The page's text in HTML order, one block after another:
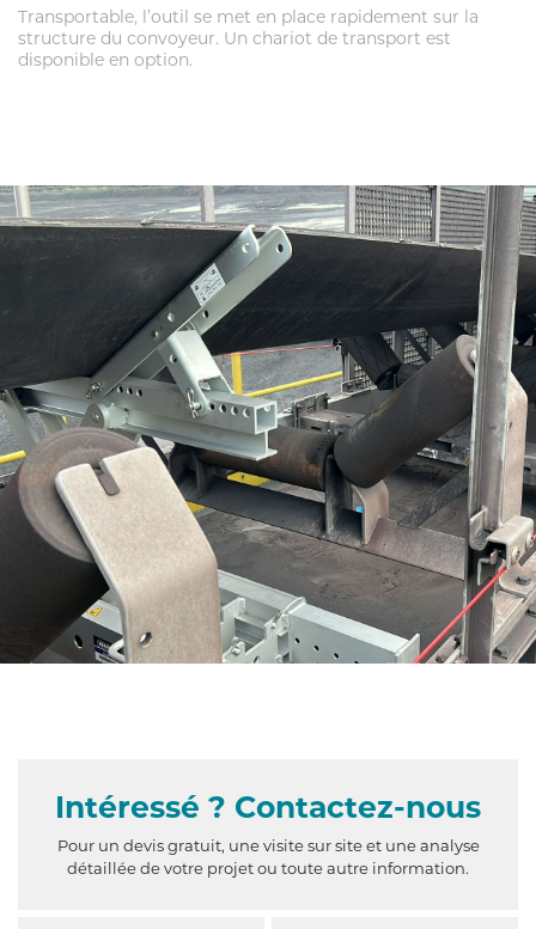
Transportable, l’outil se met en place rapidement sur la
structure du convoyeur. Un chariot de transport est
disponible en option.
Intéressé ? Contactez-nous
Pour un devis gratuit, une visite sur site et une analyse
détaillée de votre projet ou toute autre information.